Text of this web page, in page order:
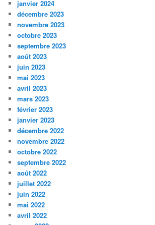
janvier 2024
décembre 2023
novembre 2023
octobre 2023
septembre 2023
août 2023
juin 2023
mai 2023
avril 2023
mars 2023
février 2023
janvier 2023
décembre 2022
novembre 2022
octobre 2022
septembre 2022
août 2022
juillet 2022
juin 2022
mai 2022
avril 2022